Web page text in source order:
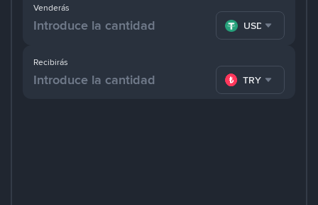
Recibirás
TRY
Venderás
USDT